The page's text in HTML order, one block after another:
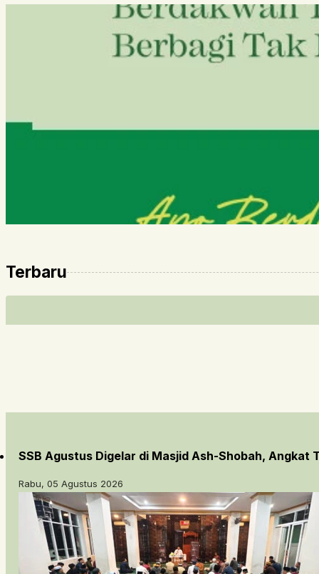
Terbaru
SSB Agustus Digelar di Masjid Ash-Shobah, Angkat
Rabu, 05 Agustus 2026